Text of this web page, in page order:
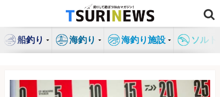
ン
船釣り 海釣り 海釣り施設 ソル